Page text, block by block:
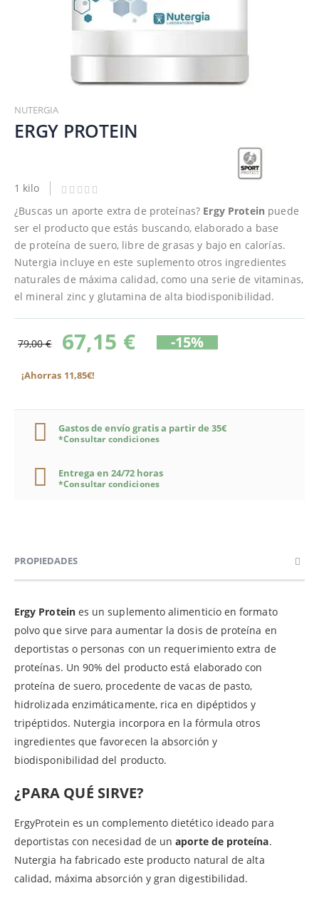
al
comienzo
de
de
imágenes
NUTERGIA
ERGY PROTEIN
1 kilo
¿Buscas un aporte extra de proteínas? Ergy Protein puede
ser el producto que estás buscando, elaborado a base
de proteína de suero, libre de grasas y bajo en calorías.
Nutergia incluye en este suplemento otros ingredientes
naturales de máxima calidad, como una serie de vitaminas,
el mineral zinc y glutamina de alta biodisponibilidad.
79,00 € 67,15 € -15%
¡Ahorras 11,85€!
Gastos de envío gratis a partir de 35€
*Consultar condiciones
Entrega en 24/72 horas
*Consultar condiciones
PROPIEDADES
Ergy Protein es un suplemento alimenticio en formato
polvo que sirve para aumentar la dosis de proteína en
deportistas o personas con un requerimiento extra de
proteínas. Un 90% del producto está elaborado con
proteína de suero, procedente de vacas de pasto,
hidrolizada enzimáticamente, rica en dipéptidos y
tripéptidos. Nutergia incorpora en la fórmula otros
ingredientes que favorecen la absorción y
biodisponibilidad del producto.
¿PARA QUÉ SIRVE?
ErgyProtein es un complemento dietético ideado para
deportistas con necesidad de unaporte de proteína.
Nutergia ha fabricado este producto natural de alta
calidad, máxima absorción y gran digestibilidad.